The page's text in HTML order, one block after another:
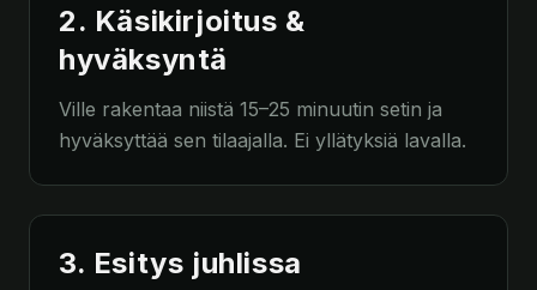
2. Käsikirjoitus &
hyväksyntä
Ville rakentaa niistä 15–25 minuutin setin ja
hyväksyttää sen tilaajalla. Ei yllätyksiä lavalla.
3. Esitys juhlissa